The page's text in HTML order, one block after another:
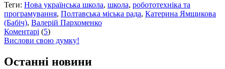
Теги: Нова українська школа, школа, робототехніка та
програмування, Полтавська міська рада, Катерина Ямщикова
(Бабіч), Валерій Пархоменко
Коментарі (5)
Вислови свою думку!
Останні новини